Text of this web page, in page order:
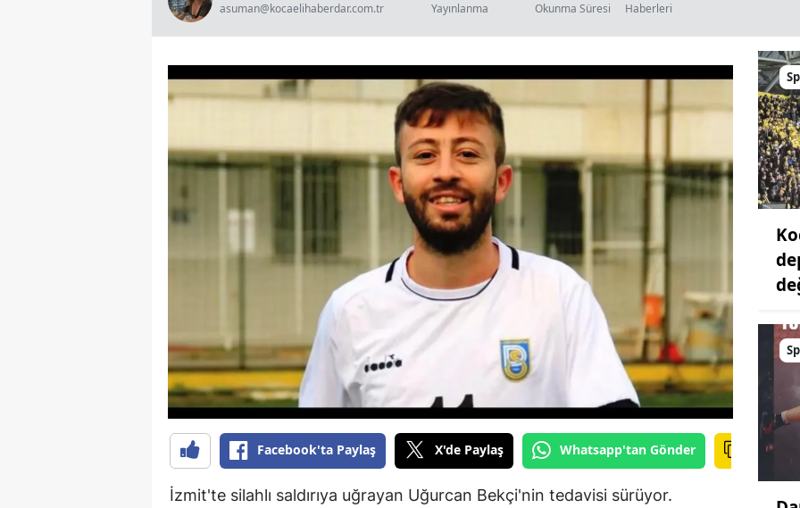
asuman@kocaelihaberdar.com.tr Yayınlanma Okunma Süresi Haberleri
Facebook'ta Paylaş X'de Paylaş Whatsapp'tan Gönder
İzmit'te silahlı saldırıya uğrayan Uğurcan Bekçi'nin tedavisi sürüyor.